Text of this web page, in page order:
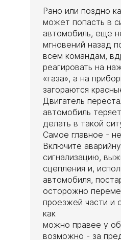
Рано или поздно
может попасть в
автомобиль, еще
мгновений назад
всем командам,
реагировать на
«газа», а на
загораются
Двигатель
автомобиль
делать в такой
Самое главное -
Включите
сигнализацию,
сцепления и,
автомобиля,
осторожно
проезжей части и
как
можно правее у
возможно - за